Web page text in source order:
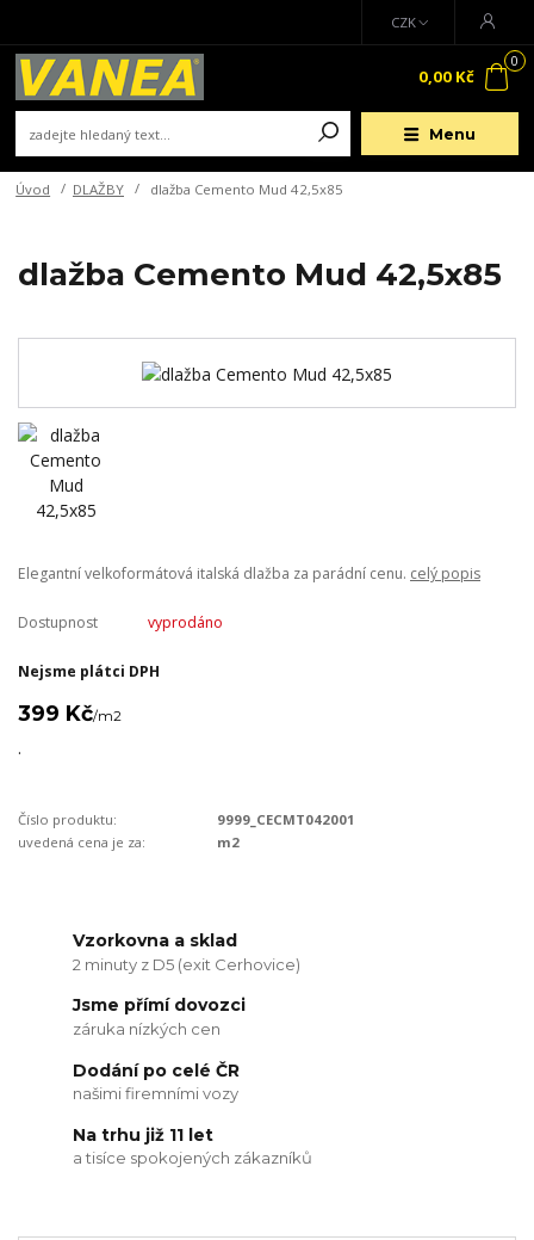
Menu
CZK
0
0,00 Kč
Úvod DLAŽBY dlažba Cemento Mud 42,5x85
dlažba Cemento Mud 42,5x85
Elegantní velkoformátová italská dlažba za parádní cenu. celý popis
Dostupnost vyprodáno
Nejsme plátci DPH
399 Kč/m2
.
Číslo produktu:
9999_CECMT042001
uvedená cena je za:
m2
Vzorkovna a sklad
2 minuty z D5 (exit Cerhovice)
Jsme přímí dovozci
záruka nízkých cen
Dodání po celé ČR
našimi firemními vozy
Na trhu již 11 let
a tisíce spokojených zákazníků